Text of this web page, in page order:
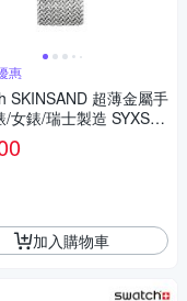
惠
SKINSAND 超薄金屬手
/女錶/瑞士製造 SYXS11
加入購物車